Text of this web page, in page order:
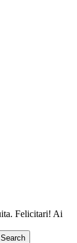
Felicitari! Ai
Search